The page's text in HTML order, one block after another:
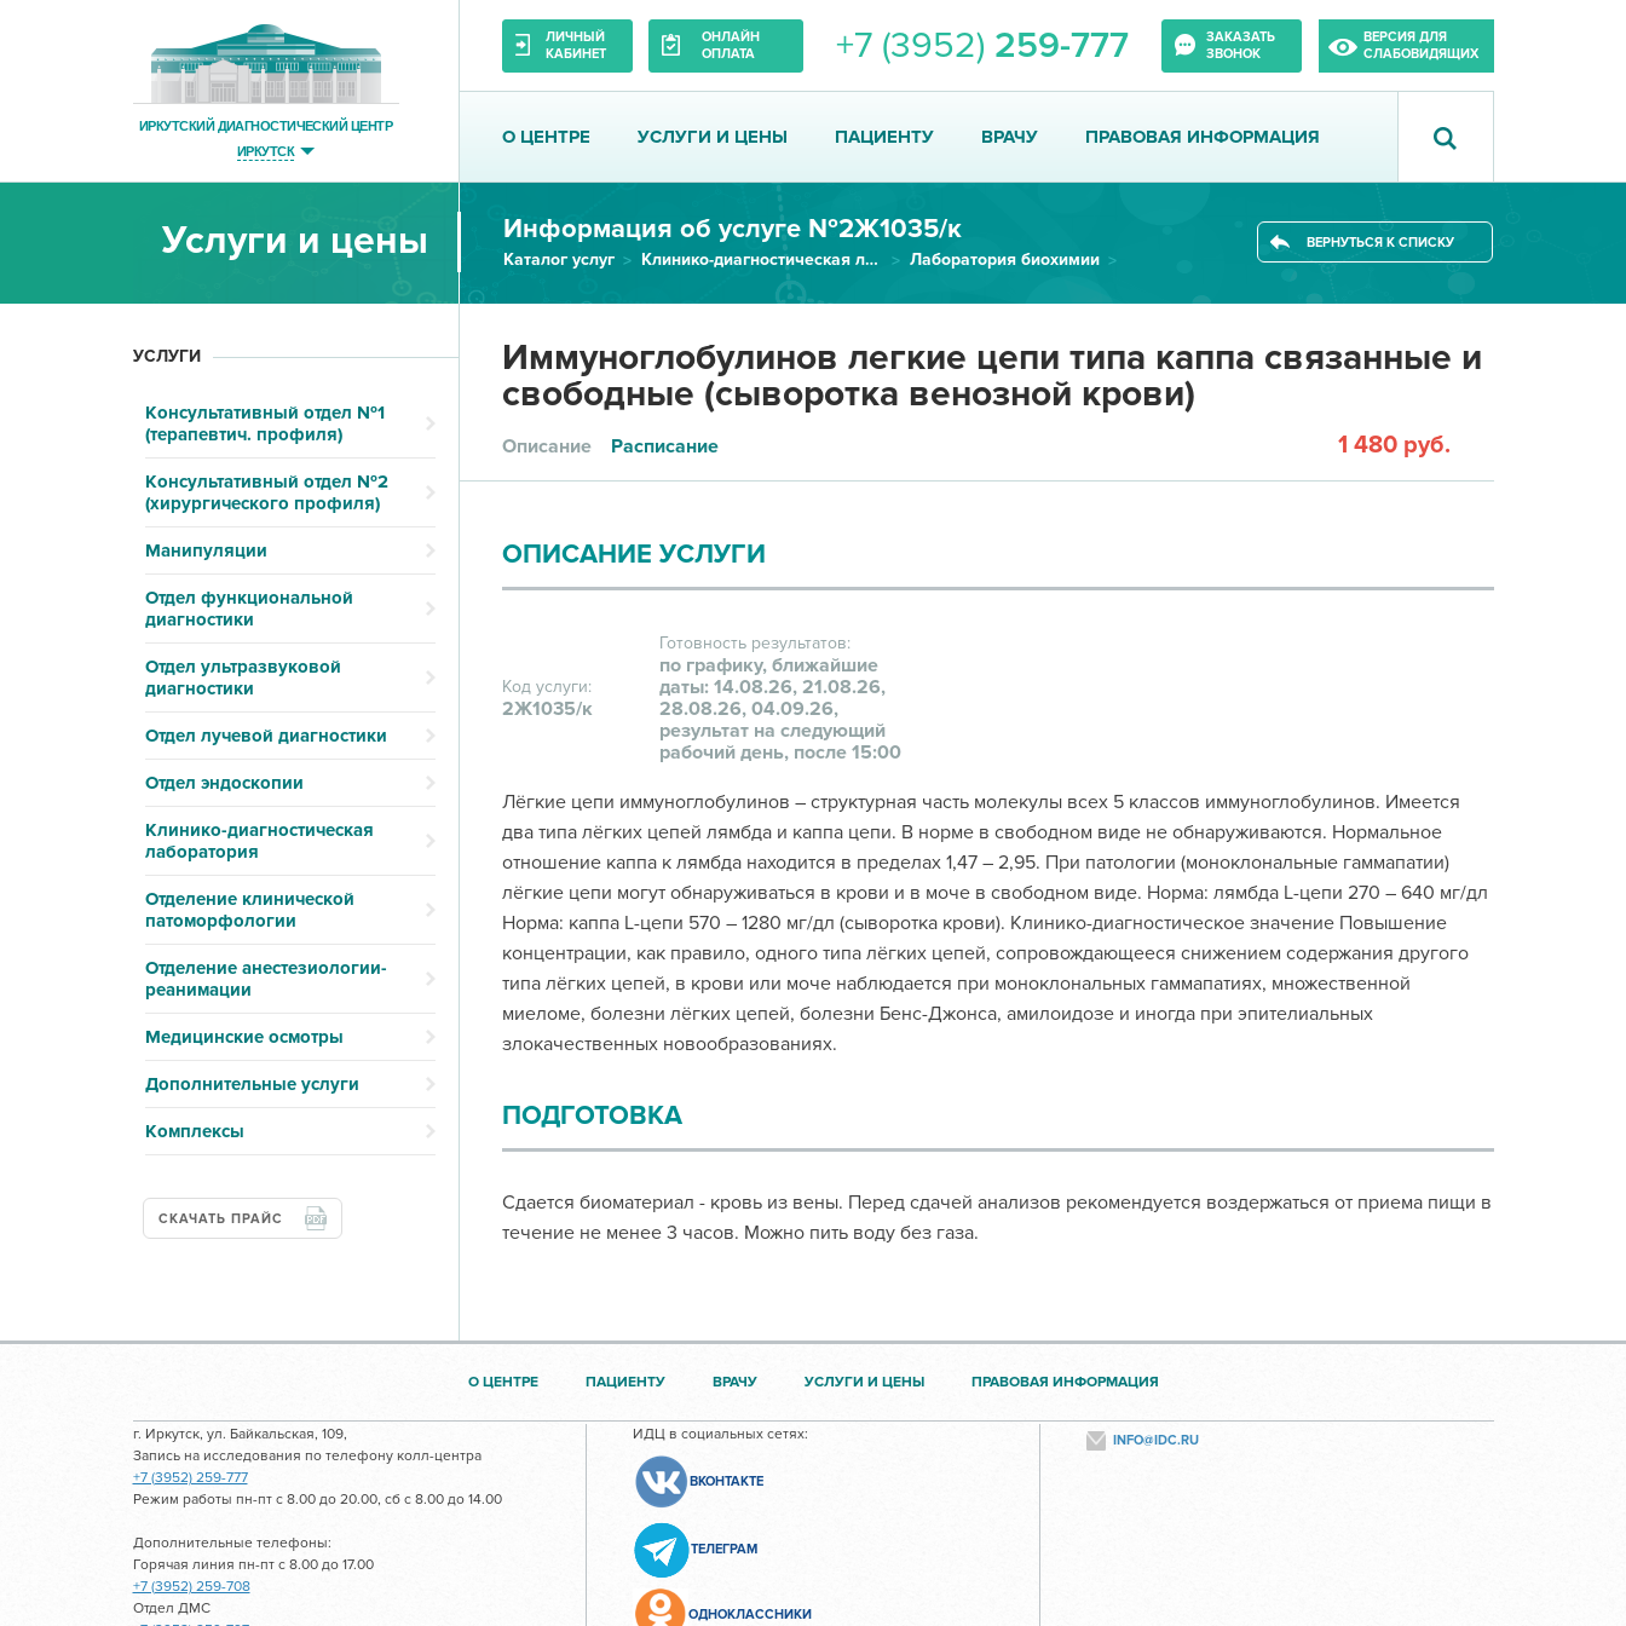
ИРКУТСКИЙ ДИАГНОСТИЧЕСКИЙ ЦЕНТР
ИРКУТСК
ЛИЧНЫЙ
КАБИНЕТ
ОНЛАЙН
ОПЛАТА
+7 (3952) 259-777
ЗАКАЗАТЬ
ЗВОНОК
ВЕРСИЯ ДЛЯ
СЛАБОВИДЯЩИХ
О ЦЕНТРЕ УСЛУГИ И ЦЕНЫ ПАЦИЕНТУ ВРАЧУ ПРАВОВАЯ ИНФОРМАЦИЯ
Услуги и цены Информация об услуге №2Ж1035/к
Каталог услуг Клинико-диагностическая лаборатория
Лаборатория биохимии
ВЕРНУТЬСЯ К СПИСКУ
УСЛУГИ
Консультативный отдел №1
(терапевтич. профиля)
Консультативный отдел №2
(хирургического профиля)
Манипуляции
Отдел функциональной
диагностики
Отдел ультразвуковой
диагностики
Отдел лучевой диагностики
Отдел эндоскопии
Клинико-диагностическая
лаборатория
Отделение клинической
патоморфологии
Отделение анестезиологии-
реанимации
Медицинские осмотры
Дополнительные услуги
Комплексы
СКАЧАТЬ ПРАЙС
Иммуноглобулинов легкие цепи типа каппа связанные и
свободные (сыворотка венозной крови)
Описание Расписание 1 480 руб.
ОПИСАНИЕ УСЛУГИ
Код услуги:
2Ж1035/к
Готовность результатов:
по графику, ближайшие
даты: 14.08.26, 21.08.26,
28.08.26, 04.09.26,
результат на следующий
рабочий день, после 15:00
Лёгкие цепи иммуноглобулинов – структурная часть молекулы всех 5 классов иммуноглобулинов. Имеется
два типа лёгких цепей лямбда и каппа цепи. В норме в свободном виде не обнаруживаются. Нормальное
отношение каппа к лямбда находится в пределах 1,47 – 2,95. При патологии (моноклональные гаммапатии)
лёгкие цепи могут обнаруживаться в крови и в моче в свободном виде. Норма: лямбда L-цепи 270 – 640 мг/дл
Норма: каппа L-цепи 570 – 1280 мг/дл (сыворотка крови). Клинико-диагностическое значение Повышение
концентрации, как правило, одного типа лёгких цепей, сопровождающееся снижением содержания другого
типа лёгких цепей, в крови или моче наблюдается при моноклональных гаммапатиях, множественной
миеломе, болезни лёгких цепей, болезни Бенс-Джонса, амилоидозе и иногда при эпителиальных
злокачественных новообразованиях.
ПОДГОТОВКА
Сдается биоматериал - кровь из вены. Перед сдачей анализов рекомендуется воздержаться от приема пищи в
течение не менее 3 часов. Можно пить воду без газа.
О ЦЕНТРЕ ПАЦИЕНТУ ВРАЧУ УСЛУГИ И ЦЕНЫ ПРАВОВАЯ ИНФОРМАЦИЯ
г. Иркутск, ул. Байкальская, 109,
Запись на исследования по телефону колл-центра
+7 (3952) 259-777
Режим работы пн-пт с 8.00 до 20.00, сб с 8.00 до 14.00
Дополнительные телефоны:
Горячая линия пн-пт с 8.00 до 17.00
+7 (3952) 259-708
Отдел ДМС
ИДЦ в социальных сетях:
ВКОНТАКТЕ
ТЕЛЕГРАМ
ОДНОКЛАССНИКИ
INFO@IDC.RU